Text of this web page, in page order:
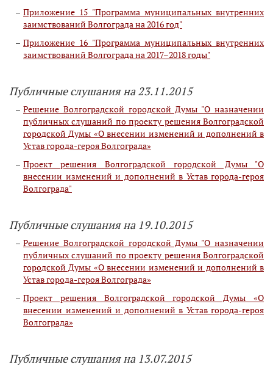
Приложение 15 "Программа муниципальных внутренних
заимствований Волгограда на 2016 год"
Приложение 16 "Программа муниципальных внутренних
заимствований Волгограда на 2017–2018 годы"
Публичные слушания на 23.11.2015
Решение Волгоградской городской Думы "О назначении
публичных слушаний по проекту решения Волгоградской
городской Думы «О внесении изменений и дополнений в
Устав города-героя Волгограда»
Проект решения Волгоградской городской Думы "О
внесении изменений и дополнений в Устав города-героя
Волгограда"
Публичные слушания на 19.10.2015
Решение Волгоградской городской Думы "О назначении
публичных слушаний по проекту решения Волгоградской
городской Думы «О внесении изменений и дополнений в
Устав города-героя Волгограда»
Проект решения Волгоградской городской Думы «О
внесении изменений и дополнений в Устав города-героя
Волгограда»
Публичные слушания на 13.07.2015